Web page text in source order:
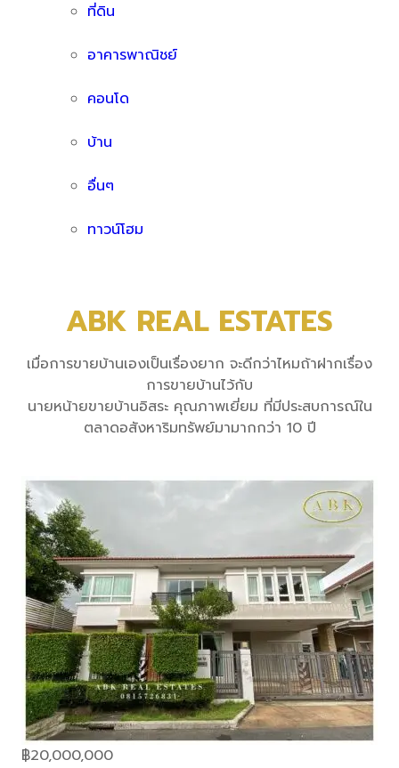
ที่ดิน
อาคารพาณิชย์
คอนโด
บ้าน
อื่นๆ
ทาวน์โฮม
ABK REAL ESTATES
เมื่อการขายบ้านเองเป็นเรื่องยาก จะดีกว่าไหมถ้าฝากเรื่อง
การขายบ้านไว้กับ
นายหน้ายขายบ้านอิสระ คุณภาพเยี่ยม ที่มีประสบการณ์ใน
ตลาดอสังหาริมทรัพย์มามากกว่า 10 ปี
฿20,000,000